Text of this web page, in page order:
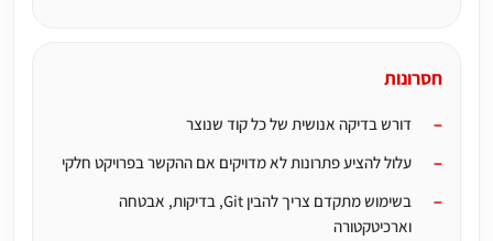
חסרונות
דורש בדיקה אנושית של כל קוד שנוצר
עלול להציע פתרונות לא מדויקים אם ההקשר בפרויקט חלקי
בשימוש מתקדם צריך להבין Git, בדיקות, אבטחה
וארכיטקטורה